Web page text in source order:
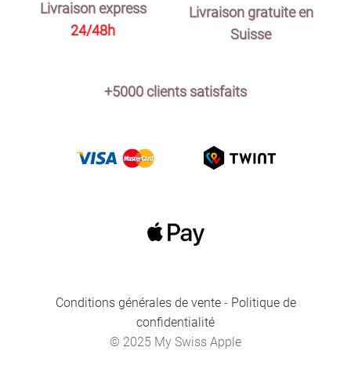
Livraison express
24/48h
Livraison gratuite en
Suisse
+5000 clients satisfaits
Conditions générales de vente- Politique de
confidentialité
© 2025 My Swiss Apple